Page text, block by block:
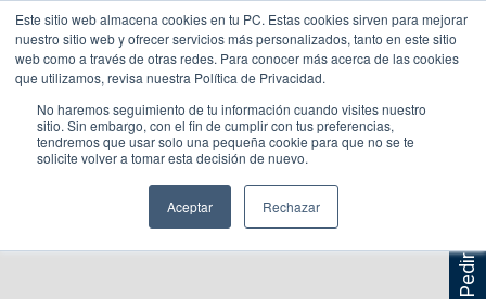
Este sitio web almacena cookies en tu PC. Estas cookies sirven para mejorar
nuestro sitio web y ofrecer servicios más personalizados, tanto en este sitio
web como a través de otras redes. Para conocer más acerca de las cookies
que utilizamos, revisa nuestra Política de Privacidad.
No haremos seguimiento de tu información cuando visites nuestro
sitio. Sin embargo, con el fin de cumplir con tus preferencias,
tendremos que usar solo una pequeña cookie para que no se te
solicite volver a tomar esta decisión de nuevo.
Aceptar Rechazar Pedir asesoría